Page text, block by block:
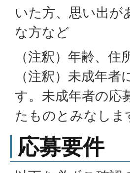
いた方、思い出が
な方など
（注釈）年齢、
（注釈）未成年
す。未成年者の応
たものとみなしま
応募要件